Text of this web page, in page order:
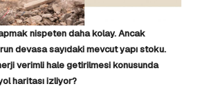
nispeten daha kolay. Ancak
devasa sayıdaki mevcut yapı stoku.
verimli hale getirilmesi konusunda
haritası izliyor?